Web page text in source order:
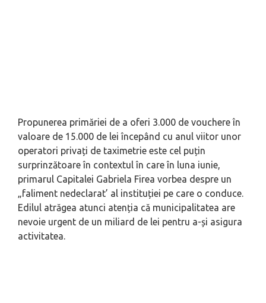
Propunerea primăriei de a oferi 3.000 de vouchere în
valoare de 15.000 de lei începând cu anul viitor unor
operatori privați de taximetrie este cel puțin
surprinzătoare în contextul în care în luna iunie,
primarul Capitalei Gabriela Firea vorbea despre un
„faliment nedeclarat’ al instituției pe care o conduce.
Edilul atrăgea atunci atenția că municipalitatea are
nevoie urgent de un miliard de lei pentru a-și asigura
activitatea.